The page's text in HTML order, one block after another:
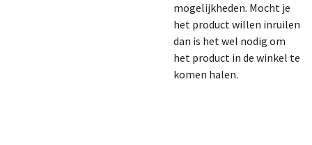
mogelijkheden. Mocht je
het product willen inruilen
dan is het wel nodig om
het product in de winkel te
komen halen.